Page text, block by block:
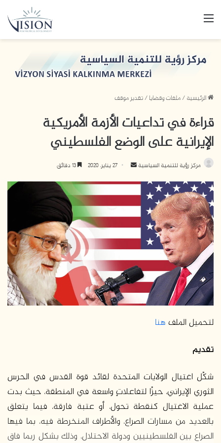
الرئيسية/ملفات وقضايا/تقدير موقف
قراءة في تداعيات الأزمة الأمريكية
الإيرانية على الوضع الفلسطيني
مركز رؤية للتنمية السياسية
ي
د
ا
إ
ل
ك
ت
27 يناير، 2020
لتحميل الملف هنا
تقديم
شكًل اغتيال الولايات المتحدة لقائد قوة القدس في الحرس
الثوري الإيراني، حيزًا لتفاعلاتٍ واسعة في المنطقة، حيث بدت
عملية الاغتيال كنقطة تحول، أو عتبة فارقة، فيما يتعلق
بالعديد من مسارات الصراع، والأطراف المنخرطة فيه، بما فيها
الصراع بين الفلسطينيين ودولة الاحتلال، وذلك بشكل ربما فاق